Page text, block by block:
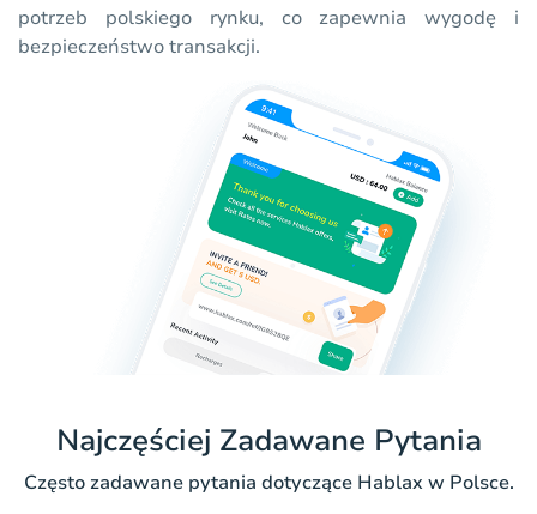
potrzeb polskiego rynku, co zapewnia wygodę i
bezpieczeństwo transakcji.
Najczęściej Zadawane Pytania
Często zadawane pytania dotyczące Hablax w Polsce.